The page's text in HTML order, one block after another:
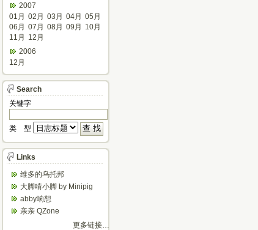
2007
01月 02月 03月 04月 05月
06月 07月 08月 09月
10月
11月
12月
2006
12月
Search
关键字
类 型
Links
维多的乌托邦
大脚啃小脚 by Minipig
abby响想
亲亲 QZone
更多链接…